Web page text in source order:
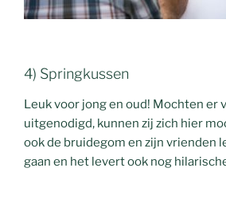
4) Springkussen
Leuk voor jong en oud! Mochten er
uitgenodigd, kunnen zij zich hier
ook de bruidegom en zijn vrienden
gaan en het levert ook nog